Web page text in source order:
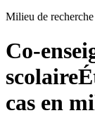
Milieu de recherche
Co-
scolaire
cas en